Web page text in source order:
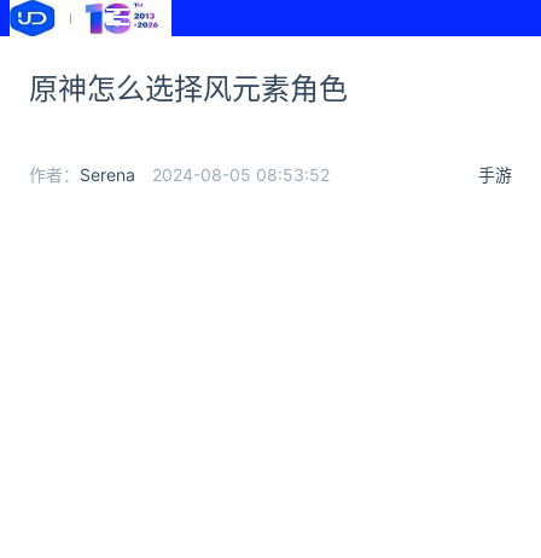
原神怎么选择风元素角色
手游
作者： Serena 2024-08-05 08:53:52